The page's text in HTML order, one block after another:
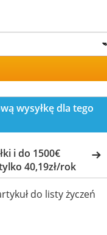
wysyłkę dla tego
i do 1500€
40,19zł/rok
do listy życzeń